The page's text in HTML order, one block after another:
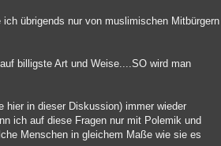
übrigends nur von muslimischen Mitbürgern
billigste Art und Weise....SO wird man
hier in dieser Diskussion) immer wieder
ich auf diese Fragen nur mit Polemik und
Menschen in gleichem Maße wie sie es